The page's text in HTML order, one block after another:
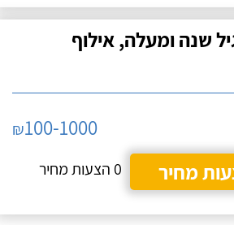
שנה ומעלה, אילוף
₪100-1000
מחיר
0 הצעות מחיר